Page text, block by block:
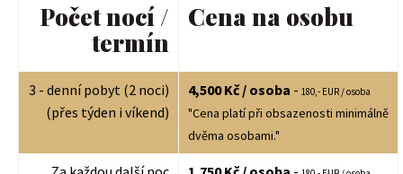
Počet nocí /
termín
Cena na osobu
3 - denní pobyt (2 noci)
(přes týden i víkend)
4,500 Kč / osoba - 180,- EUR / osoba
"Cena platí při obsazenosti minimálně
dvěma osobami."